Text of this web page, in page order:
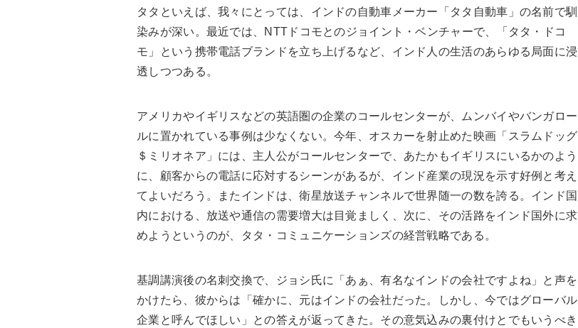
タタといえば、我々にとっては、インドの自動車メーカー「タタ自動車」の名前で馴
染みが深い。最近では、NTTドコモとのジョイント・ベンチャーで、「タタ・ドコ
モ」という携帯電話ブランドを立ち上げるなど、インド人の生活のあらゆる局面に浸
透しつつある。
アメリカやイギリスなどの英語圏の企業のコールセンターが、ムンバイやバンガロー
ルに置かれている事例は少なくない。今年、オスカーを射止めた映画「スラムドッグ
＄ミリオネア」には、主人公がコールセンターで、あたかもイギリスにいるかのよう
に、顧客からの電話に応対するシーンがあるが、インド産業の現況を示す好例と考え
てよいだろう。またインドは、衛星放送チャンネルで世界随一の数を誇る。インド国
内における、放送や通信の需要増大は目覚ましく、次に、その活路をインド国外に求
めようというのが、タタ・コミュニケーションズの経営戦略である。
基調講演後の名刺交換で、ジョシ氏に「あぁ、有名なインドの会社ですよね」と声を
かけたら、彼からは「確かに、元はインドの会社だった。しかし、今ではグローバル
企業と呼んでほしい」との答えが返ってきた。その意気込みの裏付けとでもいうべき